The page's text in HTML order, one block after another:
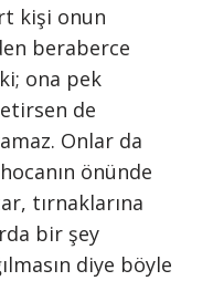
kişi onun
beraberce
ona pek
de
Onlar da
önünde
tırnaklarına
bir şey
diye böyle